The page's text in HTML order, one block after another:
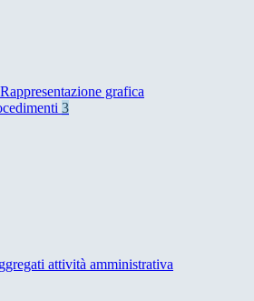
Rappresentazione grafica
3
attività amministrativa